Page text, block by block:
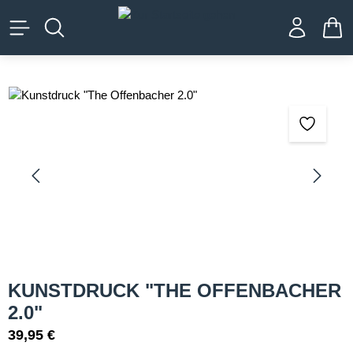
springen
Bildergalerie überspringen
KUNSTDRUCK "THE OFFENBACHER
2.0"
39,95 €